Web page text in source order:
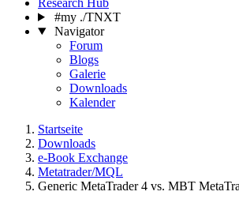
Research Hub
#my ./TNXT
Navigator
Forum
Blogs
Galerie
Downloads
Kalender
Startseite
Downloads
e-Book Exchange
Metatrader/MQL
Generic MetaTrader 4 vs. MBT